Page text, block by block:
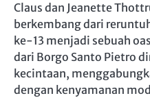
Claus dan Jeanette
berkembang dari
ke-13 menjadi sebuah
dari Borgo Santo Pietro
kecintaan,
dengan kenyamanan